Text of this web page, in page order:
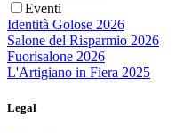
Eventi
Identità Golose 2026
Salone del Risparmio 2026
Fuorisalone 2026
L'Artigiano in Fiera 2025
Legal